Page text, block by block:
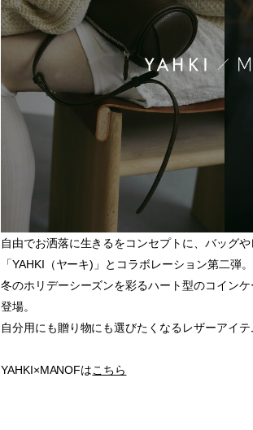
自由でお洒落に生きるをコンセプトに、バッグ
「YAHKI（ヤーキ)」とコラボレーション第二弾。
冬のホリデーシーズンを彩るハート型のコイン
登場。
自分用にも贈り物にも選びたくなるレザーアイテ
YAHKI×MANOFはこちら